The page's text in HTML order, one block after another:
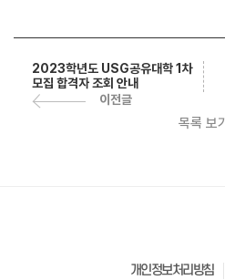
2023학년도 USG공유대학 1차
모집 합격자 조회 안내
이전글
목록 보기
개인정보처리방침